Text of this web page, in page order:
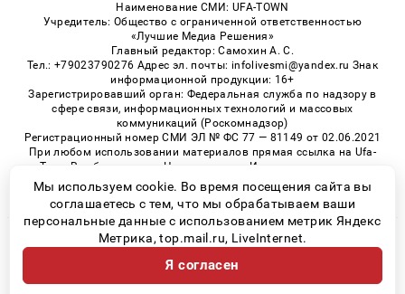
Наименование СМИ: UFA-TOWN
Учредитель: Общество с ограниченной ответственностью
«Лучшие Медиа Решения»
Главный редактор: Самохин А. С.
Тел.: +79023790276 Адрес эл. почты: infolivesmi@yandex.ru Знак
информационной продукции: 16+
Зарегистрировавший орган: Федеральная служба по надзору в
сфере связи, информационных технологий и массовых
коммуникаций (Роскомнадзор)
Регистрационный номер СМИ ЭЛ № ФС 77 — 81149 от 02.06.2021
При любом использовании материалов прямая ссылка на Ufa-
Town.Ru обязательна. Цитирование в Интернете возможно
только при наличии письменного разрешения.
© 2026 «Ufa-Town» | Все права защищены
Возрастная категория сайта 16+
Политика конфиденциальности
Мы используем cookie. Во время посещения сайта вы
соглашаетесь с тем, что мы обрабатываем ваши
персональные данные с использованием метрик Яндекс
Метрика, top.mail.ru, LiveInternet.
Я согласен